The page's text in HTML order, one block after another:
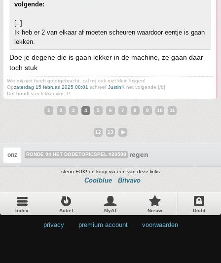
volgende:
[..]
Ik heb er 2 van elkaar af moeten scheuren waardoor eentje is gaan
lekken.
Doe je degene die is gaan lekker in de machine, ze gaan daar
toch stuk
Wie mij niet heeft grootgebracht, zal mij ook niet klein krijgen!
Opzaterdag 15 februari 2025 08:01 schreef JustinK het volgende:[/b]
Dot houdt van lekker vlot :P
1 2 3 4 5 6 7 8 9 10 11
12 13
onz RONDE 94 HET DODETOPICSPEL #20508 regen
steun FOK! en koop via een van deze links
Coolblue Bitvavo
Index Actief MyAT Nieuw Dicht
privacy premium account voorwaarden